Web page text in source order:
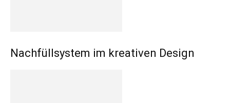
Nachfüllsystem im kreativen Design